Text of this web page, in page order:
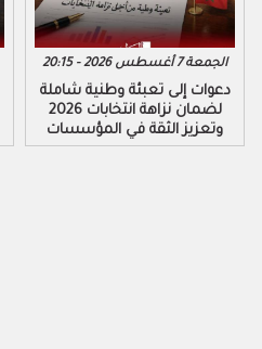
الجمعة 7 أغسطس 2026 - 20:15
دعوات إلى تعبئة وطنية شاملة
لضمان نزاهة انتخابات 2026
وتعزيز الثقة في المؤسسات